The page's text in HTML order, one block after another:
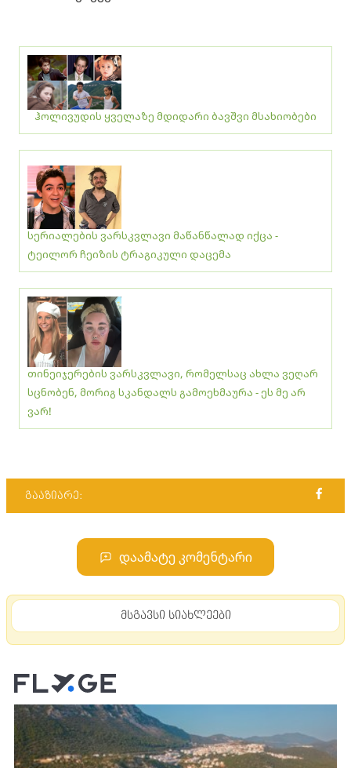
ჰოლივუდის ყველაზე მდიდარი ბავშვი მსახიობები
სერიალების ვარსკვლავი მაწანწალად იქცა -
ტეილორ ჩეიზის ტრაგიკული დაცემა
თინეიჯერების ვარსკვლავი, რომელსაც ახლა ვეღარ
სცნობენ, მორიგ სკანდალს გამოეხმაურა - ეს მე არ
ვარ!
გააზიარე:
დაამატე კომენტარი
მსგავსი სიახლეები